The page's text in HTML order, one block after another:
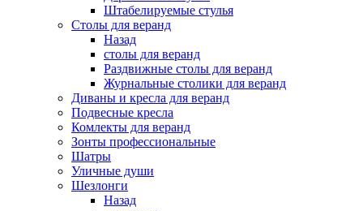
Штабелируемые стулья
Столы для веранд
Назад
столы для веранд
Раздвижные столы для веранд
Журнальные столики для веранд
Диваны и кресла для веранд
Подвесные кресла
Комлекты для веранд
Зонты профессиональные
Шатры
Уличные души
Шезлонги
Назад